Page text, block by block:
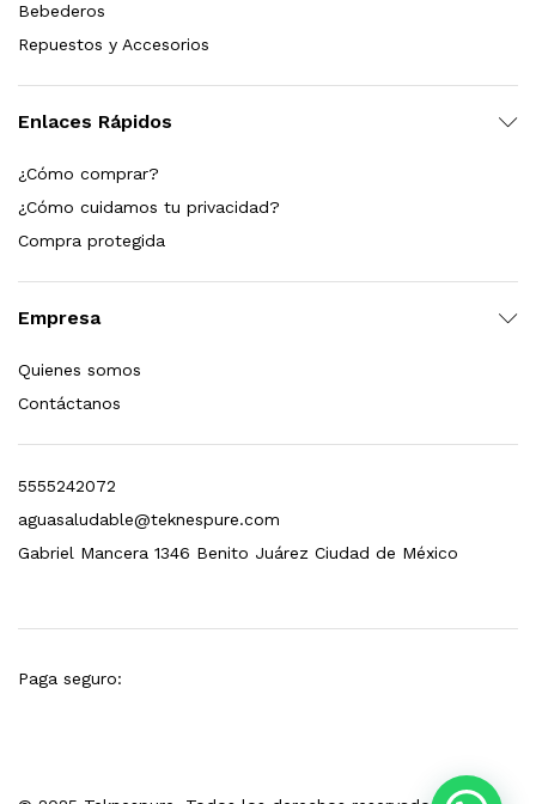
Bebederos
Repuestos y Accesorios
Enlaces Rápidos
¿Cómo comprar?
¿Cómo cuidamos tu privacidad?
Compra protegida
Empresa
Quienes somos
Contáctanos
5555242072
aguasaludable@teknespure.com
Gabriel Mancera 1346 Benito Juárez Ciudad de México
Paga seguro:
2.5×10 Sedimentos Y Carbón Activado
al carrito
1,499.00